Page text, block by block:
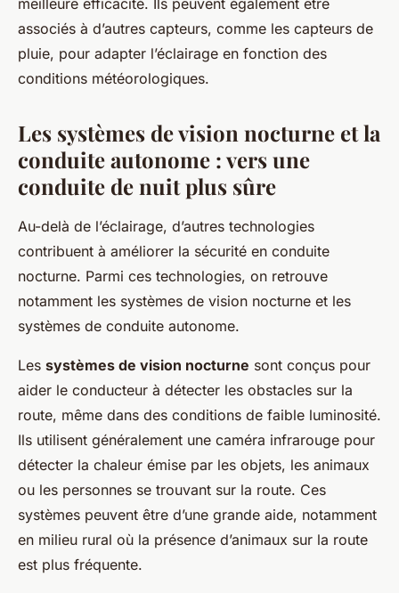
associés à d’autres capteurs, comme les capteurs de
pluie, pour adapter l’éclairage en fonction des
conditions météorologiques.
Les systèmes de vision nocturne et la
conduite autonome : vers une
conduite de nuit plus sûre
Au-delà de l’éclairage, d’autres technologies
contribuent à améliorer la sécurité en conduite
nocturne. Parmi ces technologies, on retrouve
notamment les systèmes de vision nocturne et les
systèmes de conduite autonome.
Les systèmes de vision nocturne sont conçus pour
aider le conducteur à détecter les obstacles sur la
route, même dans des conditions de faible luminosité.
Ils utilisent généralement une caméra infrarouge pour
détecter la chaleur émise par les objets, les animaux
ou les personnes se trouvant sur la route. Ces
systèmes peuvent être d’une grande aide, notamment
en milieu rural où la présence d’animaux sur la route
est plus fréquente.